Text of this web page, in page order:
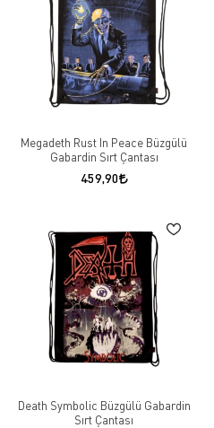
Megadeth Rust In Peace Büzgülü
Gabardin Sırt Çantası
459,90
Death Symbolic Büzgülü Gabardin
Sırt Çantası